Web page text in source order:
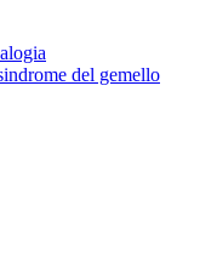
del gemello